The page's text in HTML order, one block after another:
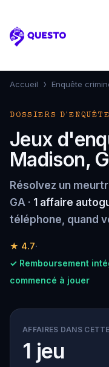
Questo
Accueil › Enquête
DOSSIERS
Jeux
Madison,
Résolvez un
GA · 1 affaire
téléphone, quand
★ 4.7·
✓ Remboursement
commencé à jouer
AFFAIRES DANS
1 jeu